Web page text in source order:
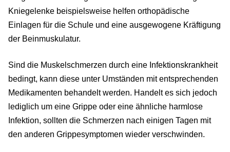
Kniegelenke beispielsweise helfen orthopädische
Einlagen für die Schule und eine ausgewogene Kräftigung
der Beinmuskulatur.
Sind die Muskelschmerzen durch eine Infektionskrankheit
bedingt, kann diese unter Umständen mit entsprechenden
Medikamenten behandelt werden. Handelt es sich jedoch
lediglich um eine Grippe oder eine ähnliche harmlose
Infektion, sollten die Schmerzen nach einigen Tagen mit
den anderen Grippesymptomen wieder verschwinden.